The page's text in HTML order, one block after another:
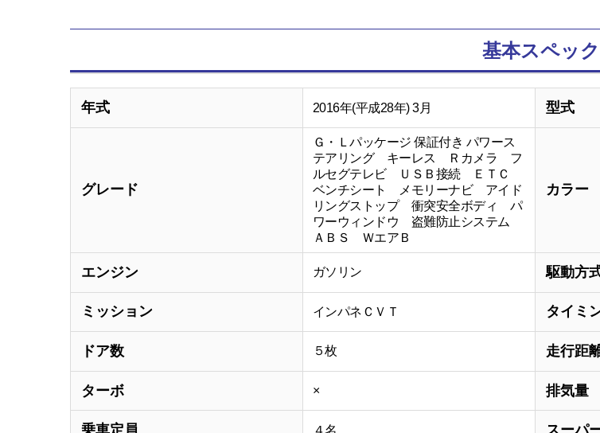
基本スペック
年式 2016年(平成28年) 3月 型式
グレード
Ｇ・Ｌパッケージ 保証付き パワース
テアリング キーレス Ｒカメラ フ
ルセグテレビ ＵＳＢ接続 ＥＴＣ
ベンチシート メモリーナビ アイド
リングストップ 衝突安全ボディ パ
ワーウィンドウ 盗難防止システム
ＡＢＳ ＷエアＢ
カラー
エンジン ガソリン 駆動方
ミッション インパネＣＶＴ タイミ
ドア数 ５枚 走行距
ターボ × 排気量
４名